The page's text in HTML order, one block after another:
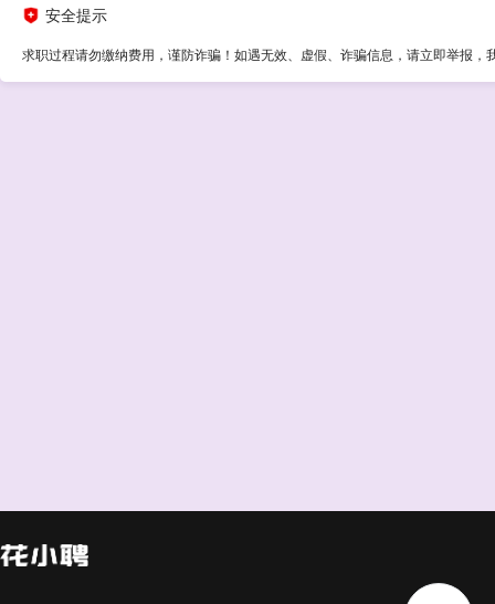
安全提示
求职过程请勿缴纳费用，谨防诈骗！如遇无效、虚假、诈骗信息，请立即举报，